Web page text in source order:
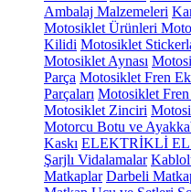
Ambalaj Malzemeleri
Motosiklet Ürünleri
Kilidi Motosiklet
Motosiklet Aynası
Parça Motosiklet Fren
Parçaları Motosiklet
Motosiklet Zinciri
Motorcu Botu ve
Kaskı ELEKTRİKLİ
Şarjlı Vidalamalar
Matkaplar Darbeli